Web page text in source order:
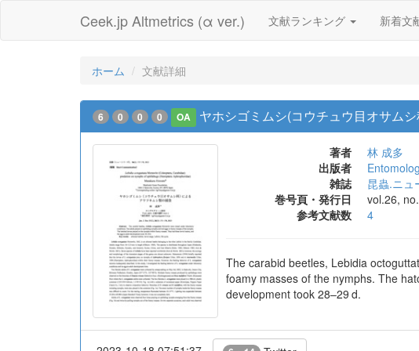
Ceek.jp Altmetrics (α ver.) 文献ランキング 新着文
ホーム 文献詳細
6 0 0 0 OA ヤホシゴミムシ(コウチュウ目オサム
著者
林 成多
出版者
雑誌
昆蟲.ニュ
巻号頁・発行日
vol.26,
参考文献数
4
The carabid beetles, Lebidia
foamy masses of the nymphs. The
development took 28–29 d.